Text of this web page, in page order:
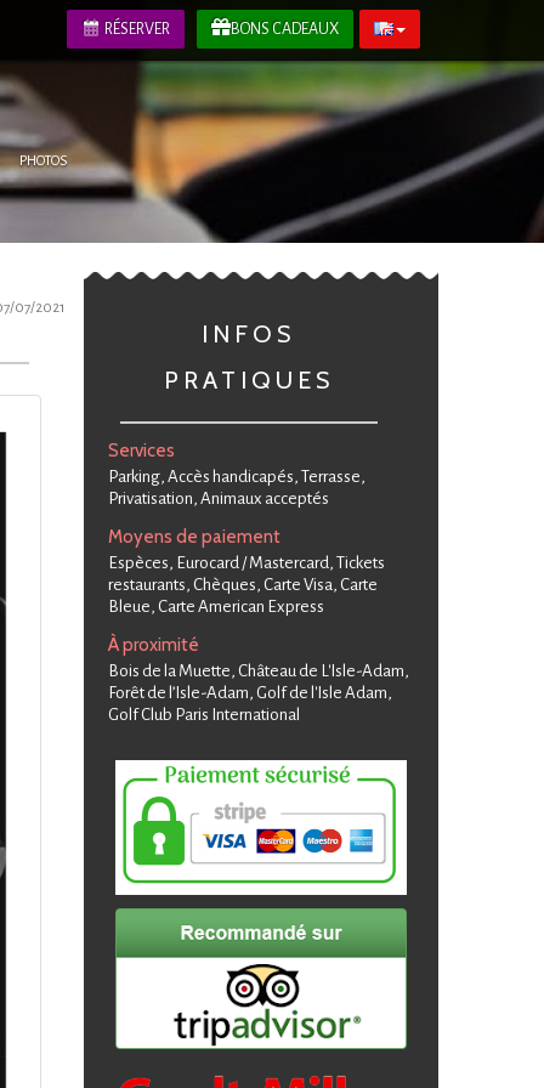
BONS CADEAUX
RÉSERVER
PHOTOS
07/2021
INFOS
PRATIQUES
Services
Parking, Accès handicapés, Terrasse,
Privatisation, Animaux acceptés
Moyens de paiement
Espèces, Eurocard / Mastercard, Tickets
restaurants, Chèques, Carte Visa, Carte
Bleue, Carte American Express
À proximité
Bois de la Muette, Château de L'Isle-Adam,
Forêt de l’Isle-Adam, Golf de l'Isle Adam,
Golf Club Paris International